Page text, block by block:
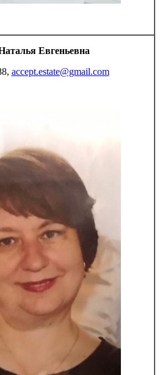
Евгеньевна
accept.estate@gmail.com